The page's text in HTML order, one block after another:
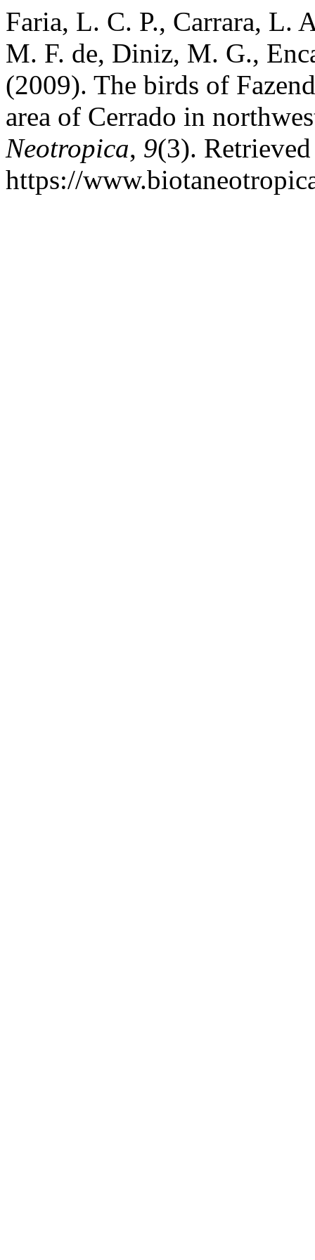
Faria, L. C. P., Carrara, L.
M. F. de, Diniz, M. G.,
(2009). The birds of
area of Cerrado in
Neotropica, 9(3).
https://